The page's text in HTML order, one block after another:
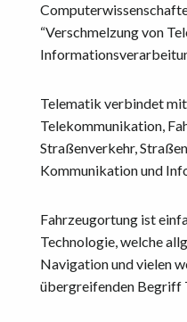
“Verschmelzung von
Telematik verbindet
Telekommunikation,
Straßenverkehr,
Kommunikation und
Fahrzeugortung ist
Technologie, welche
Navigation und vielen
übergreifenden Begriff